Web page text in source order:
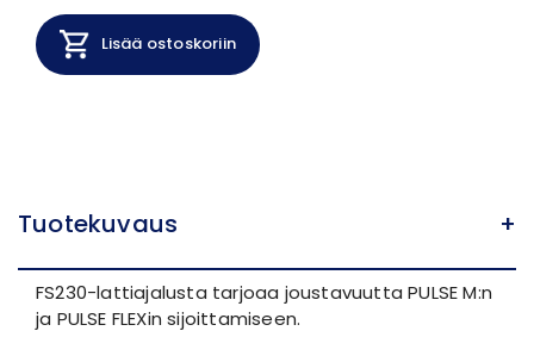
Lisää ostoskoriin
Tuotekuvaus +
FS230-lattiajalusta tarjoaa joustavuutta PULSE M:n
ja PULSE FLEXin sijoittamiseen.